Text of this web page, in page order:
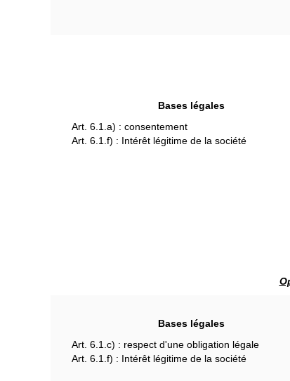
Bases légales
Art. 6.1.a) : consentement
Art. 6.1.f) : Intérêt légitime de la société
Bases légales
Art. 6.1.c) : respect d'une obligation légale
Art. 6.1.f) : Intérêt légitime de la société